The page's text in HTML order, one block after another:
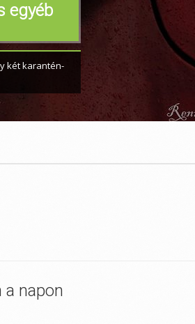
egyéb
két karantén-
hogy
a napon